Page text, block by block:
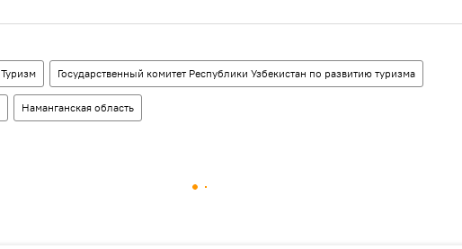
Туризм Государственный комитет Республики Узбекистан по развитию туризма
Наманганская область